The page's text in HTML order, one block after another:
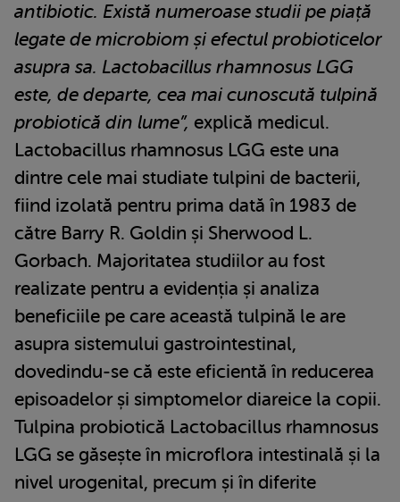
antibiotic. Există numeroase studii pe piață
legate de microbiom și efectul probioticelor
asupra sa. Lactobacillus rhamnosus LGG
este, de departe, cea mai cunoscută tulpină
probiotică din lume”, explică medicul.
Lactobacillus rhamnosus LGG este una
dintre cele mai studiate tulpini de bacterii,
fiind izolată pentru prima dată în 1983 de
către Barry R. Goldin și Sherwood L.
Gorbach. Majoritatea studiilor au fost
realizate pentru a evidenția și analiza
beneficiile pe care această tulpină le are
asupra sistemului gastrointestinal,
dovedindu-se că este eficientă în reducerea
episoadelor și simptomelor diareice la copii.
Tulpina probiotică Lactobacillus rhamnosus
LGG se găsește în microflora intestinală și la
nivel urogenital, precum și în diferite